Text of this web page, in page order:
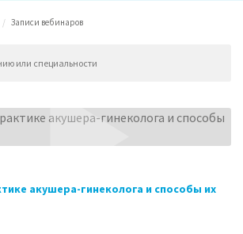
Записи вебинаров
акушера-гинеколога и способы их